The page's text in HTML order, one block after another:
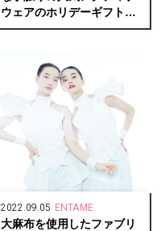
ウェアのホリデーギフトが
登場
2022.09.05 ENTAME
大麻布を使用したファブリ